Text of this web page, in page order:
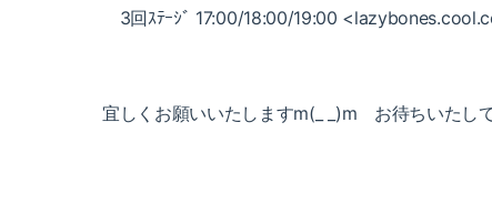
3回ｽﾃｰｼﾞ 17:00/18:00/19:00 <
宜しくお願いいたしますm(_ _)m お待ちいたし